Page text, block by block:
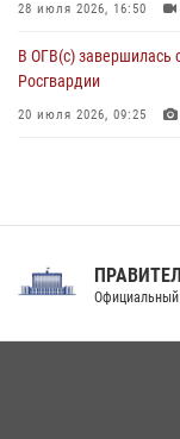
28 июля 2026, 16:50
В ОГВ(с) завершилась
Росгвардии
20 июля 2026, 09:25
Праздник «Один день
Официальный